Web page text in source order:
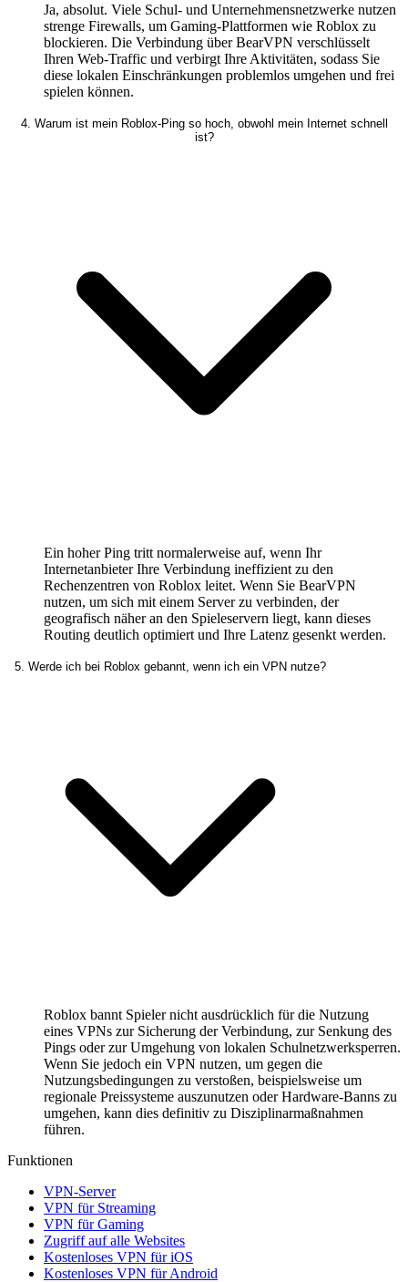
Ja, absolut. Viele Schul- und Unternehmensnetzwerke nutzen
strenge Firewalls, um Gaming-Plattformen wie Roblox zu
blockieren. Die Verbindung über BearVPN verschlüsselt
Ihren Web-Traffic und verbirgt Ihre Aktivitäten, sodass Sie
diese lokalen Einschränkungen problemlos umgehen und frei
spielen können.
4. Warum ist mein Roblox-Ping so hoch, obwohl mein Internet schnell
ist?
Ein hoher Ping tritt normalerweise auf, wenn Ihr
Internetanbieter Ihre Verbindung ineffizient zu den
Rechenzentren von Roblox leitet. Wenn Sie BearVPN
nutzen, um sich mit einem Server zu verbinden, der
geografisch näher an den Spieleservern liegt, kann dieses
Routing deutlich optimiert und Ihre Latenz gesenkt werden.
Roblox bannt Spieler nicht ausdrücklich für die Nutzung
eines VPNs zur Sicherung der Verbindung, zur Senkung des
Pings oder zur Umgehung von lokalen Schulnetzwerksperren.
Wenn Sie jedoch ein VPN nutzen, um gegen die
Nutzungsbedingungen zu verstoßen, beispielsweise um
regionale Preissysteme auszunutzen oder Hardware-Banns zu
umgehen, kann dies definitiv zu Disziplinarmaßnahmen
führen.
Funktionen
VPN-Server
VPN für Streaming
VPN für Gaming
Zugriff auf alle Websites
Kostenloses VPN für iOS
Kostenloses VPN für Android